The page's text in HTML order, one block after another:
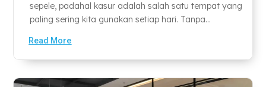
sepele, padahal kasur adalah salah satu tempat yang
paling sering kita gunakan setiap hari. Tanpa...
Read More